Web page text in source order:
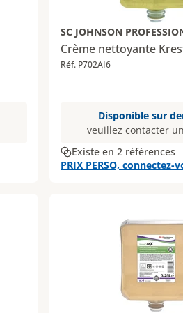
SC JOHNSON
Crème nettoyante
Réf. P702AI6
Disponible sur
veuillez contacter
Existe en 2 références
PRIX PERSO, connectez-